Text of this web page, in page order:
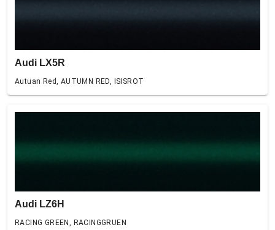
Audi LX5R
Autuan Red, AUTUMN RED, ISISROT
Audi LZ6H
RACING GREEN, RACINGGRUEN